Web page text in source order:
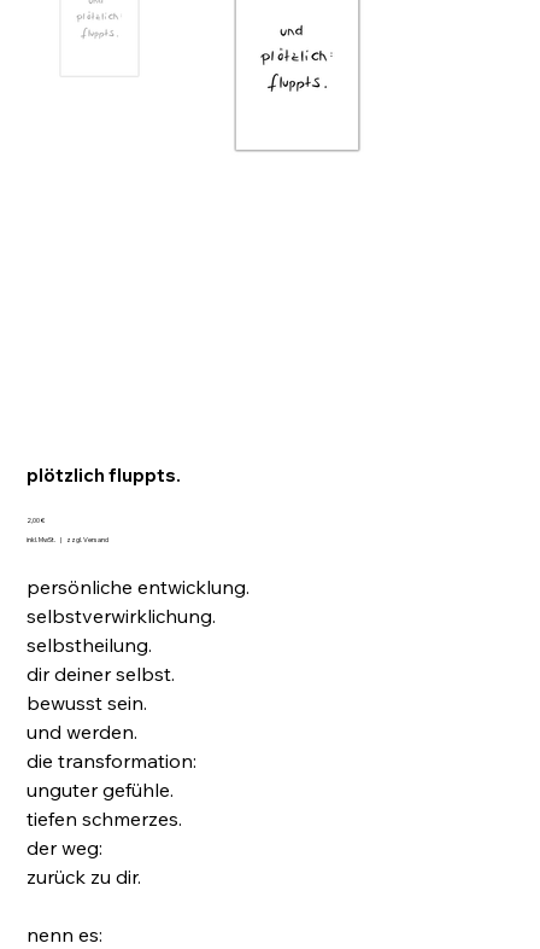
plötzlich fluppts.
Preis
2,00 €
inkl. MwSt. | zzgl. Versand
persönliche entwicklung.
selbstverwirklichung.
selbstheilung.
dir deiner selbst.
bewusst sein.
und werden.
die transformation:
unguter gefühle.
tiefen schmerzes.
der weg:
zurück zu dir.
nenn es: